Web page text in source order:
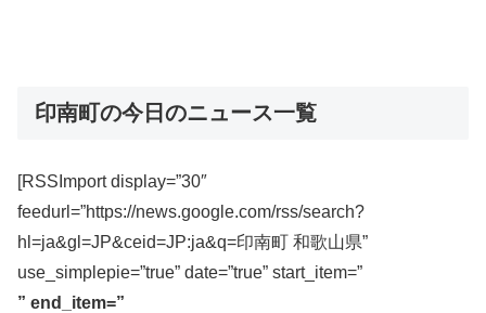
印南町の今日のニュース一覧
[RSSImport display=”30″
feedurl=”https://news.google.com/rss/search?
hl=ja&gl=JP&ceid=JP:ja&q=印南町 和歌山県”
use_simplepie=”true” date=”true” start_item=”
” end_item=”